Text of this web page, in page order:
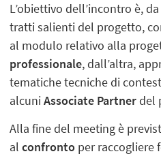
L’obiettivo dell’incontro è,
tratti salienti del progetto,
al modulo relativo alla
professionale, dall’altra,
tematiche tecniche di
alcuniAssociate Partnerdel
Alla fine del meeting è
alconfronto per raccogliere